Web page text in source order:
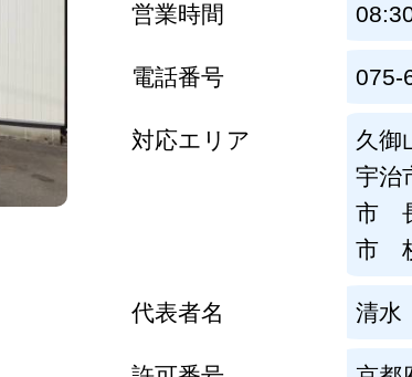
営業時間
電話番号 075-
対応エリア
久
宇
市
市
代表者名 清